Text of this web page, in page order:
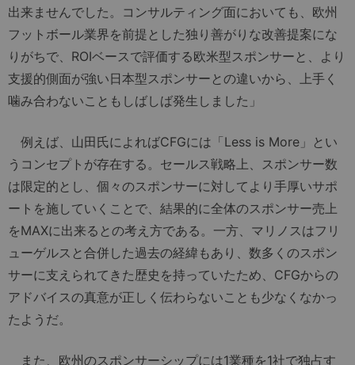
出来ませんでした。コンサルティング面においても、欧州
フットボール業界を前提とした独り善がりな改善提案にな
りがちで、ROIベースで評価する欧米型スポンサーと、より
支援的側面が強い日本型スポンサーとの違いから、上手く
噛み合わないこともしばしば発生しました」
例えば、山田氏によればCFGには「Less is More」とい
うコンセプトが存在する。セールス戦略上、スポンサー数
は限定的とし、個々のスポンサーに対してより手厚いサポ
ートを施していくことで、結果的に全体のスポンサー売上
をMAXに出来るとの考え方である。一方、マリノスはフリ
ューゲルスと合併した過去の経緯もあり、数多くのスポン
サーに支えられてきた歴史を持っていたため、CFGからの
アドバイスの真意が正しく伝わらないことも少なくなかっ
たようだ。
また、欧州のスポンサーシップには1業種を1社で独占す